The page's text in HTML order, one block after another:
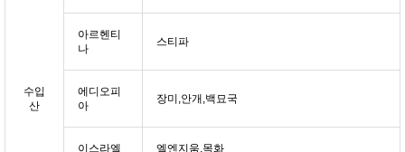
수입
산
아르헨티
나
스티파
에디오피
아
장미,안개,백묘국
이스라엘 엘엔지움,목화